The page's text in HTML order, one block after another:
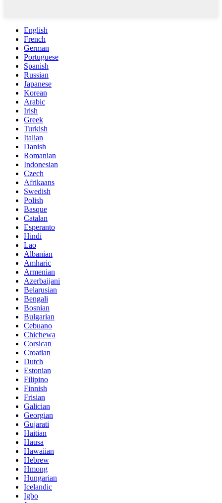
English
French
German
Portuguese
Spanish
Russian
Japanese
Korean
Arabic
Irish
Greek
Turkish
Italian
Danish
Romanian
Indonesian
Czech
Afrikaans
Swedish
Polish
Basque
Catalan
Esperanto
Hindi
Lao
Albanian
Amharic
Armenian
Azerbaijani
Belarusian
Bengali
Bosnian
Bulgarian
Cebuano
Chichewa
Corsican
Croatian
Dutch
Estonian
Filipino
Finnish
Frisian
Galician
Georgian
Gujarati
Haitian
Hausa
Hawaiian
Hebrew
Hmong
Hungarian
Icelandic
Igbo